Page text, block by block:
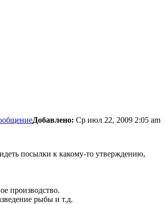
Добавлено: Ср июл 22, 2009 2:05 am
посылки к какому-то утверждению,
производство.
рыбы и т.д.